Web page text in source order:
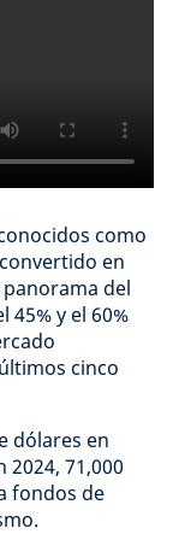
como
en
del
y el 60%
cinco
dólares en
71,000
fondos de